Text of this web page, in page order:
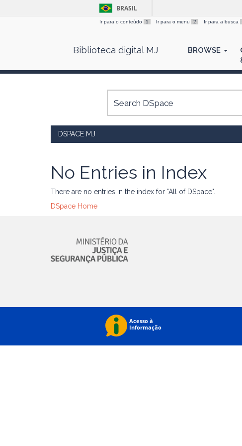
BRASIL
Ir para o conteúdo 1 Ir para o menu 2 Ir para a busca
Biblioteca digital MJ BROWSE
DSPACE MJ
No Entries in Index
There are no entries in the index for "All of DSpace".
DSpace Home